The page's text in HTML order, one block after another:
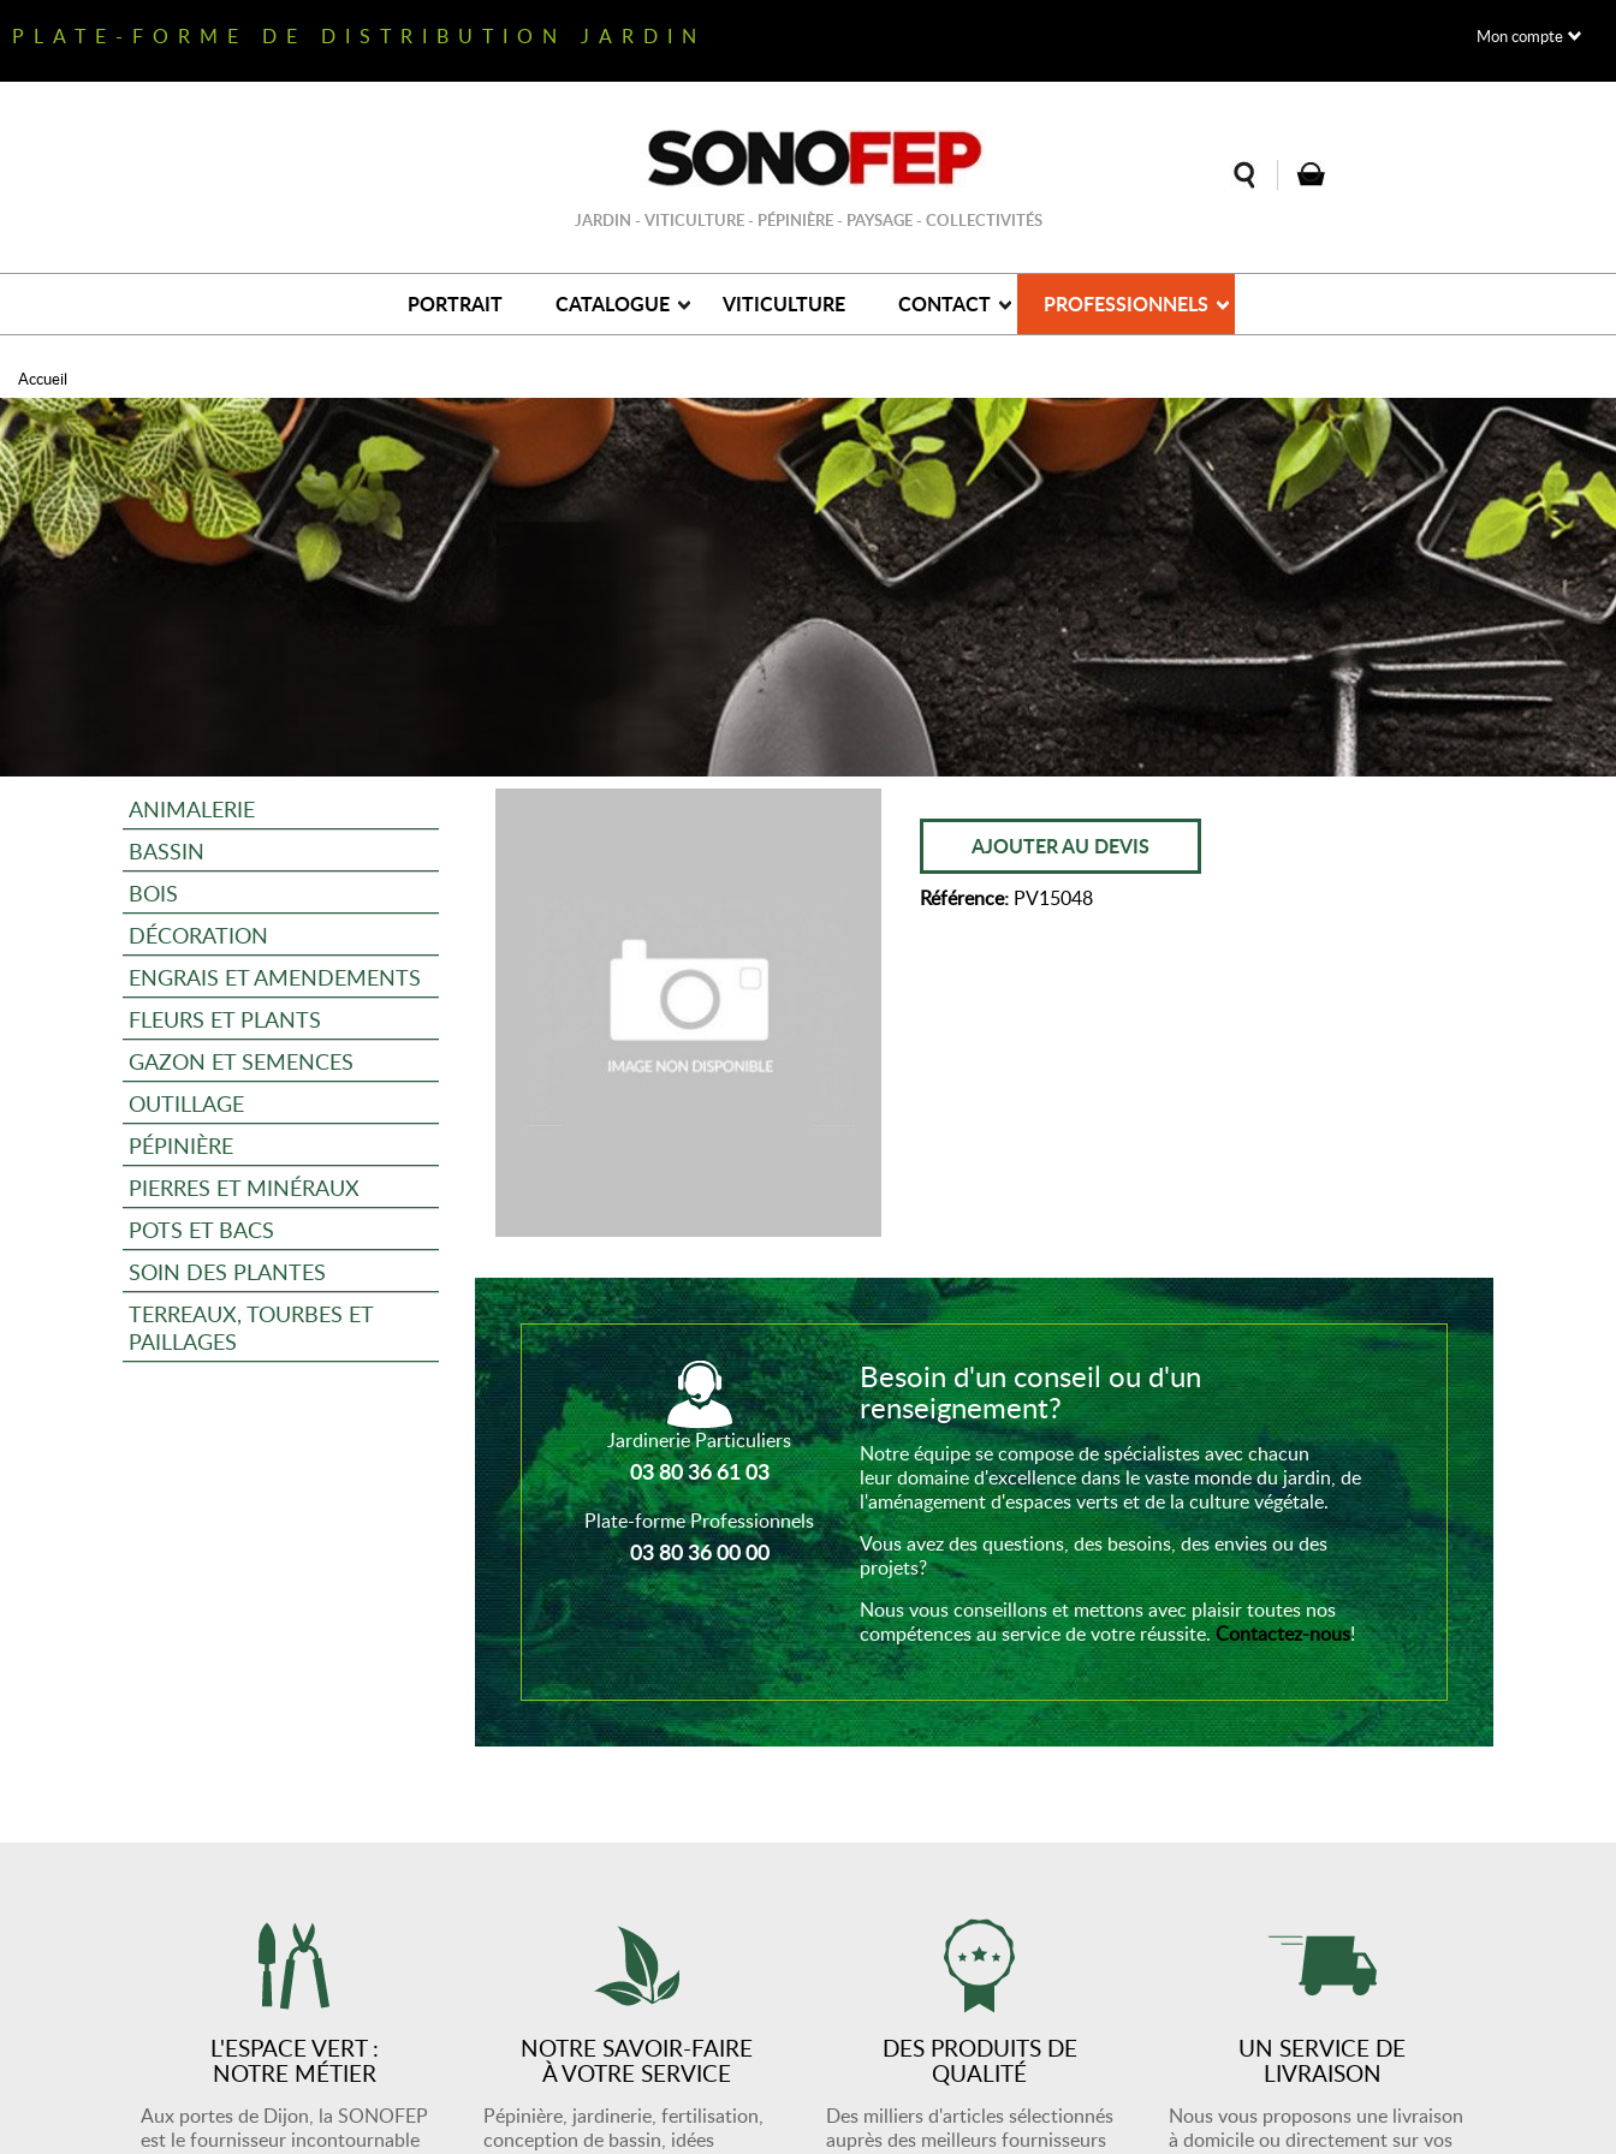
au
principal
PLATE-FORME DE DISTRIBUTION JARDIN Mon compte
JARDIN - VITICULTURE - PÉPINIÈRE - PAYSAGE - COLLECTIVITÉS
PORTRAIT CATALOGUE VITICULTURE CONTACT PROFESSIONNELS
Accueil
AJOUTER AU DEVIS
Référence: PV15048
Jardinerie Particuliers
03 80 36 61 03
Plate-forme Professionnels
03 80 36 00 00
Besoin d'un conseil ou d'un
renseignement?
Notre équipe se compose de spécialistes avec chacun
leur domaine d'excellence dans le vaste monde du jardin, de
l'aménagement d'espaces verts et de la culture végétale.
Vous avez des questions, des besoins, des envies ou des
projets?
Nous vous conseillons et mettons avec plaisir toutes nos
compétences au service de votre réussite.Contactez-nous!
ANIMALERIE
BASSIN
BOIS
DÉCORATION
ENGRAIS ET AMENDEMENTS
FLEURS ET PLANTS
GAZON ET SEMENCES
OUTILLAGE
PÉPINIÈRE
PIERRES ET MINÉRAUX
POTS ET BACS
SOIN DES PLANTES
TERREAUX, TOURBES ET
PAILLAGES
L'ESPACE VERT :
NOTRE MÉTIER
Aux portes de Dijon, la SONOFEP
est le fournisseur incontournable
NOTRE SAVOIR-FAIRE
À VOTRE SERVICE
Pépinière, jardinerie, fertilisation,
conception de bassin, idées
DES PRODUITS DE
QUALITÉ
Des milliers d'articles sélectionnés
auprès des meilleurs fournisseurs
UN SERVICE DE
LIVRAISON
Nous vous proposons une livraison
à domicile ou directement sur vos